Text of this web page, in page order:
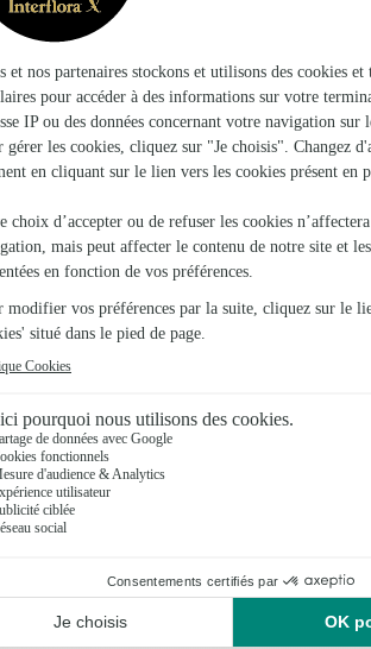
fleuriste Interflora à Kerfourn
Nos fleuristes à Kerfourn